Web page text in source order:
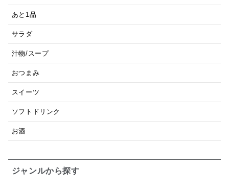
あと1品
サラダ
汁物/スープ
おつまみ
スイーツ
ソフトドリンク
お酒
ジャンルから探す